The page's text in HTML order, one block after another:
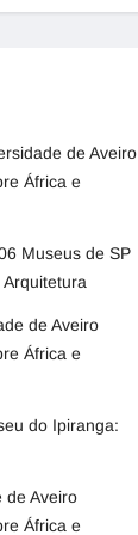
de Aveiro
África e
Museus de SP
de Aveiro
África e
do Ipiranga:
de Aveiro
África e